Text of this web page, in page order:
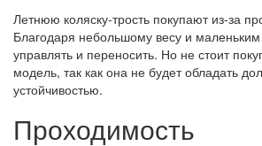
Летнюю коляску-трость покупают из-за
Благодаря небольшому весу и маленьким
управлять и переносить. Но не стоит
модель, так как она не будет обладать
устойчивостью.
Проходимость